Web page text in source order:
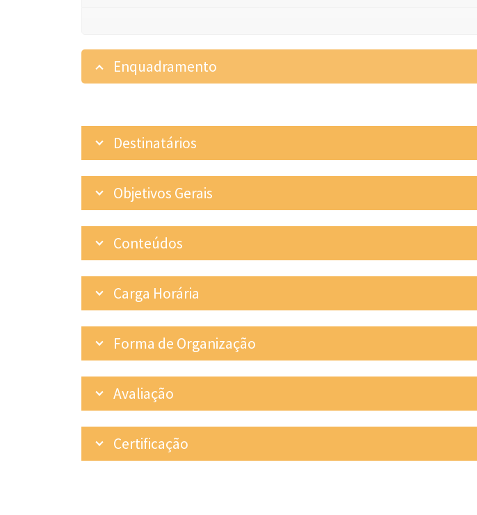
Enquadramento
Destinatários
Objetivos Gerais
Conteúdos
Carga Horária
Forma de Organização
Avaliação
Certificação